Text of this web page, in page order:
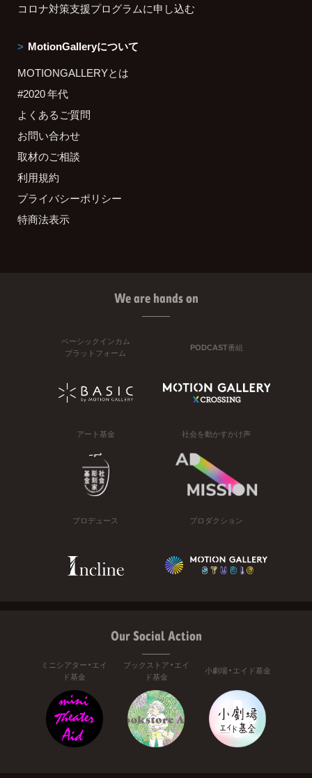
コロナ対策支援プログラムに申し込む
MotionGalleryについて
MOTIONGALLERYとは
#2020 年代
よくあるご質問
お問い合わせ
取材のご相談
利用規約
プライバシーポリシー
特商法表示
We are hands on
ベーシックインカム
プラットフォーム
PODCAST番組
アート基金 社会を動かすかけ声
プロデュース プロダクション
Our Social Action
ミニシアター・エイ
ド基金
ブックストア・エイ
ド基金
小劇場・エイド基金